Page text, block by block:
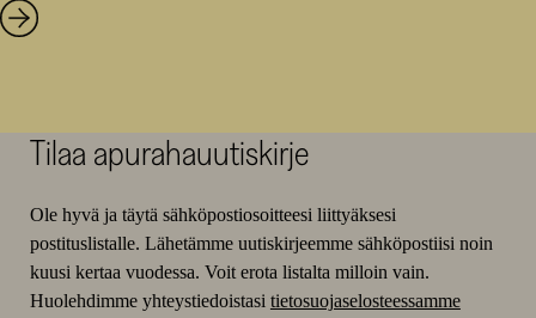
Tilaa apurahauutiskirje
Ole hyvä ja täytä sähköpostiosoitteesi liittyäksesi
postituslistalle. Lähetämme uutiskirjeemme sähköpostiisi noin
kuusi kertaa vuodessa. Voit erota listalta milloin vain.
Huolehdimme yhteystiedoistasi tietosuojaselosteessamme